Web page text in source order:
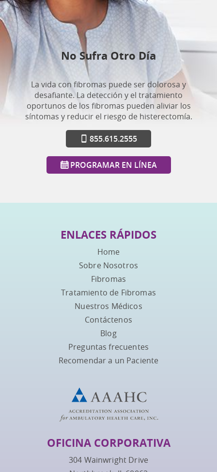
No Sufra Otro Día
La vida con fibromas puede ser dolorosa y
desafiante. La detección y el tratamiento
oportunos de los fibromas pueden aliviar los
síntomas y reducir el riesgo de histerectomía.
855.615.2555
PROGRAMAR EN LÍNEA
ENLACES RÁPIDOS
Home
Sobre Nosotros
Fibromas
Tratamiento de Fibromas
Nuestros Médicos
Contáctenos
Blog
Preguntas frecuentes
Recomendar a un Paciente
OFICINA CORPORATIVA
304 Wainwright Drive